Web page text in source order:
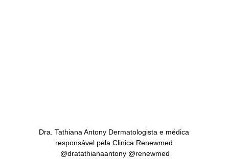
Dra. Tathiana Antony Dermatologista e médica
responsável pela Clinica Renewmed
@dratathianaantony @renewmed